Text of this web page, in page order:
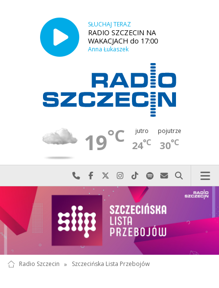
SŁUCHAJ TERAZ
RADIO SZCZECIN NA
WAKACJACH do 17:00
Anna Łukaszek
19°C jutro
24°C
pojutrze
30°C
Najlepiej po prostu do nas zadzwoń
Odwiedź nas na Facebook-u
Odwiedź nas na X
Odwiedź nas na Instagram-ie
Odwiedź nas na TikTok-u
Szukaj nas na Spotify
Wyślij do nas
Szukaj
Radio Szczecin » Szczecińska Lista Przebojów